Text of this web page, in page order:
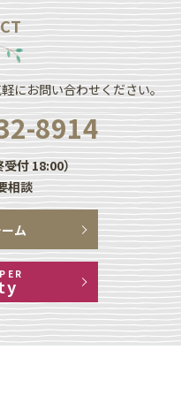
にお問い合わせください。
8914
付 18:00）
相談
ム